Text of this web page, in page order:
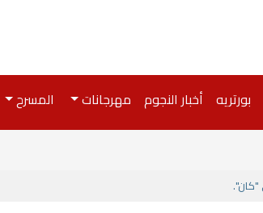
بورتريه أخبار النجوم مهرجانات
المسرح